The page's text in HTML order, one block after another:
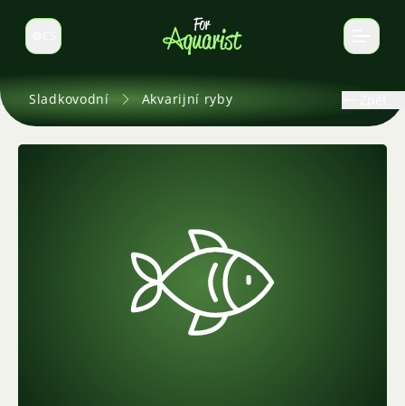
Select language
Sladkovodní Akvarijní ryby